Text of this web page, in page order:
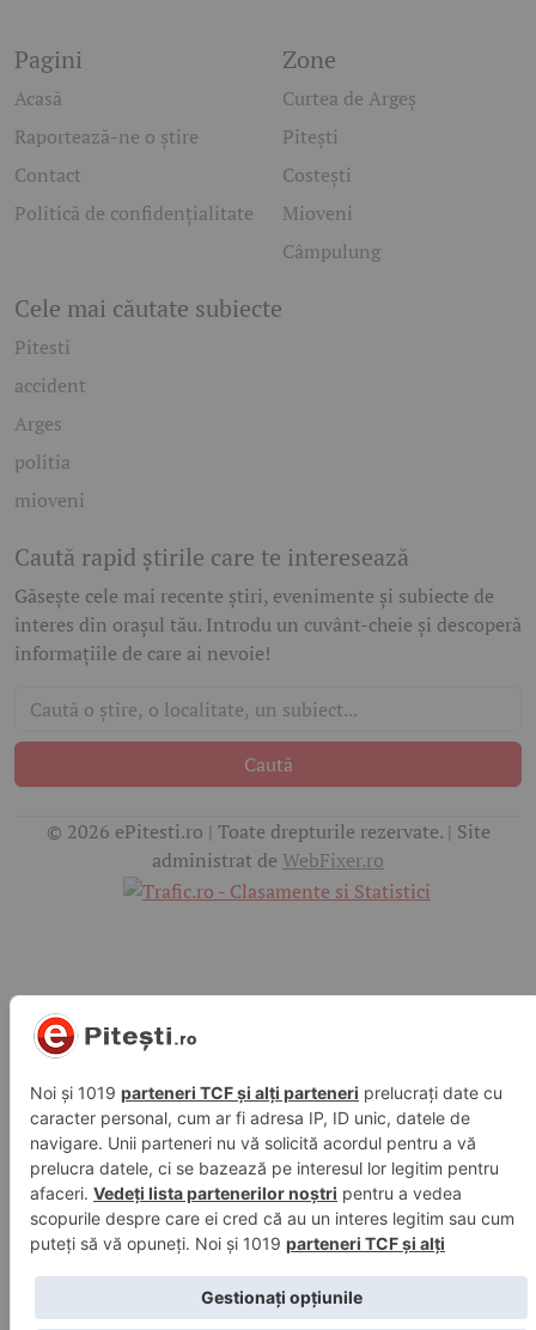
Pagini
Acasă
Raportează-ne o știre
Contact
Politică de confidențialitate
Zone
Curtea de Argeș
Pitești
Costești
Mioveni
Câmpulung
Cele mai căutate subiecte
Pitesti
accident
Arges
politia
mioveni
Caută rapid știrile care te interesează
Găsește cele mai recente știri, evenimente și subiecte de
interes din orașul tău. Introdu un cuvânt-cheie și descoperă
informațiile de care ai nevoie!
Caută
© 2026 ePitesti.ro | Toate drepturile rezervate. | Site
administrat de WebFixer.ro